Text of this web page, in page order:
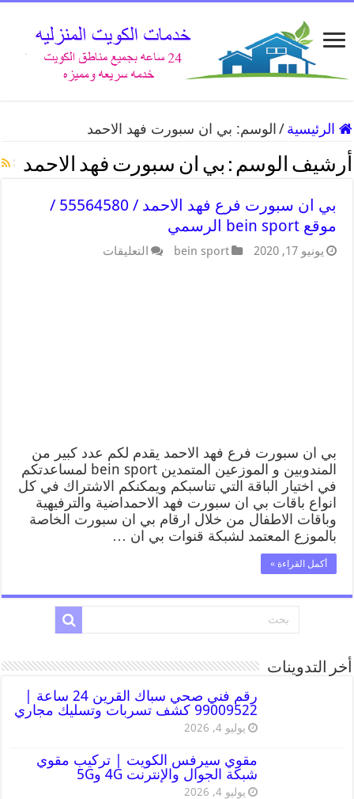
الرئيسية / الوسم: بي ان سبورت فهد الاحمد
أرشيف الوسم : بي ان سبورت فهد الاحمد
بي ان سبورت فرع فهد الاحمد / 55564580 /
موقع bein sport الرسمي
يونيو 17, 2020 bein sport التعليقات
بي ان سبورت فرع فهد الاحمد يقدم لكم عدد كبير من
المندوبين و الموزعين المتمدين bein sport لمساعدتكم
في اختيار الباقة التي تناسبكم ويمكنكم الاشتراك في كل
انواع باقات بي ان سبورت فهد الاحمداضية والترفيهية
وباقات الاطفال من خلال ارقام بي ان سبورت الخاصة
بالموزع المعتمد لشبكة قنوات بي ان …
أكمل القراءة »
أخر التدوينات
رقم فني صحي سباك القرين 24 ساعة |
99009522 كشف تسربات وتسليك مجاري
يوليو 4, 2026
مقوي سيرفس الكويت | تركيب مقوي
شبكة الجوال والإنترنت 4G و5G
يوليو 4, 2026